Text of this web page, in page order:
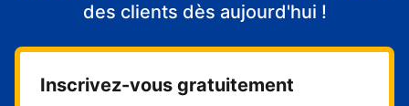
des clients dès aujourd'hui !
Inscrivez-vous gratuitement